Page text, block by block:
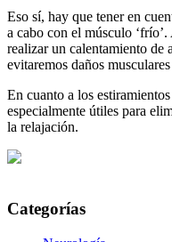
Eso sí, hay que tener en
a cabo con el músculo
realizar un calentamiento de
evitaremos daños
En cuanto a los estiramientos
especialmente útiles para
la relajación.
Categorías